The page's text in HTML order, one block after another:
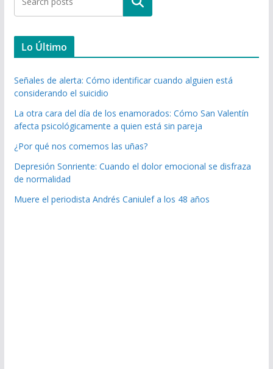
Lo Último
Señales de alerta: Cómo identificar cuando alguien está
considerando el suicidio
La otra cara del día de los enamorados: Cómo San Valentín
afecta psicológicamente a quien está sin pareja
¿Por qué nos comemos las uñas?
Depresión Sonriente: Cuando el dolor emocional se disfraza
de normalidad
Muere el periodista Andrés Caniulef a los 48 años